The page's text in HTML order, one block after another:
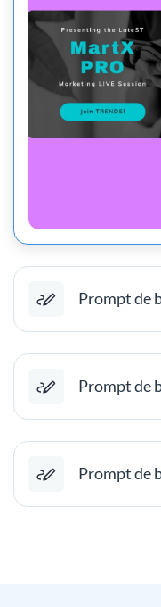
Prompt de
Prompt de
Prompt de